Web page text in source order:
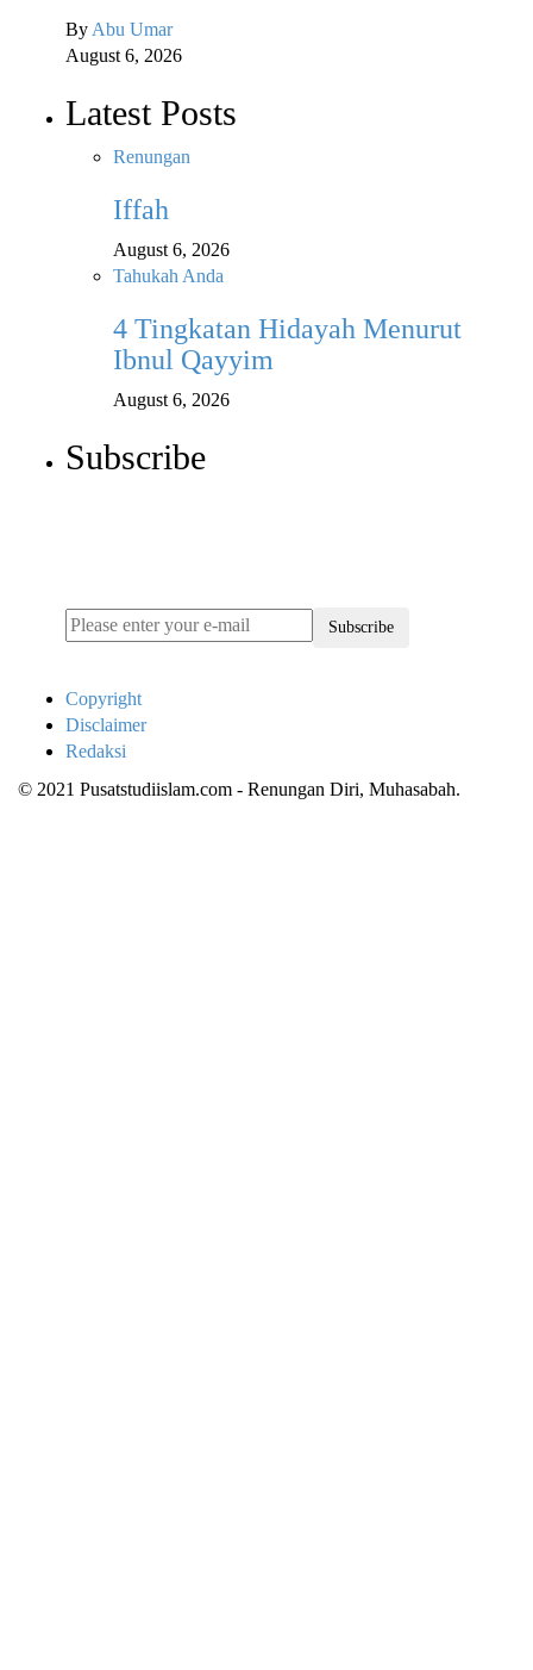
By Abu Umar
August 6, 2026
Latest Posts
Renungan
Iffah
August 6, 2026
Tahukah Anda
4 Tingkatan Hidayah Menurut
Ibnul Qayyim
August 6, 2026
Subscribe
Subscribe
Copyright
Disclaimer
Redaksi
© 2021 Pusatstudiislam.com - Renungan Diri, Muhasabah.